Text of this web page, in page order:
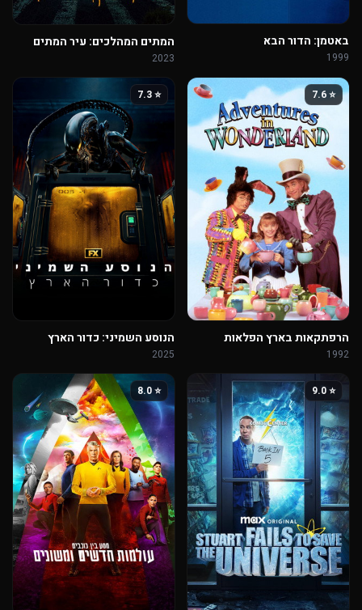
באטמן: הדור הבא
1999
המתים המהלכים: עיר המתים
2023
⭐ 7.6
הרפתקאות בארץ הפלאות
1992
⭐ 7.3
הנוסע השמיני: כדור הארץ
2025
⭐ 9.0
⭐ 8.0